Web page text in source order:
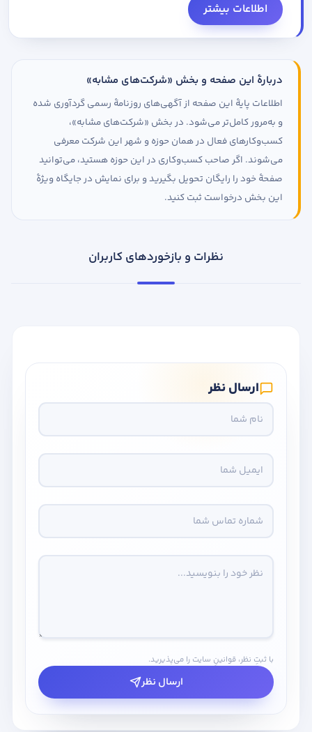
اطلاعات بیشتر
دربارهٔ این صفحه و بخش «شرکت‌های مشابه»
اطلاعات پایهٔ این صفحه از آگهی‌های روزنامهٔ رسمی گردآوری شده
و به‌مرور کامل‌تر می‌شود. در بخش «شرکت‌های مشابه»،
کسب‌وکارهای فعال در همان حوزه و شهر این شرکت معرفی
می‌شوند. اگر صاحب کسب‌وکاری در این حوزه هستید، می‌توانید
صفحهٔ خود را رایگان تحویل بگیرید و برای نمایش در جایگاه ویژهٔ
این بخش درخواست ثبت کنید.
نظرات و بازخوردهای کاربران
ارسال نظر
با ثبتِ نظر، قوانینِ سایت را می‌پذیرید.
ارسال نظر